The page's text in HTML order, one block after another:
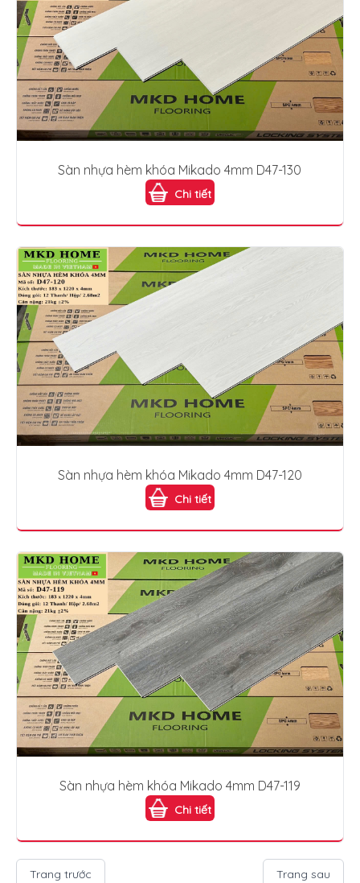
Sàn nhựa hèm khóa Mikado 4mm D47-130
Chi tiết
Sàn nhựa hèm khóa Mikado 4mm D47-120
Chi tiết
Sàn nhựa hèm khóa Mikado 4mm D47-119
Chi tiết
Trang trước Trang sau